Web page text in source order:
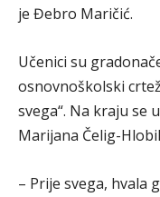
je Đebro Maričić.
Učenici su
osnovnoškolski
svega“. Na kraju se
Marijana Čelig-
– Prije svega, hvala